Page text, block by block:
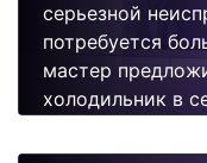
серьезной
потребуется
мастер
холодильник в